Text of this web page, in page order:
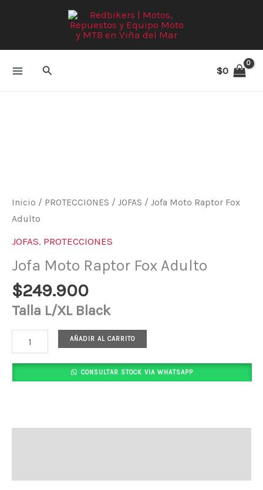
Buscar $0
Inicio / PROTECCIONES / JOFAS / Jofa Moto Raptor Fox
Adulto
JOFAS, PROTECCIONES
Jofa Moto Raptor Fox Adulto
$249.900
Talla L/XL Black
AÑADIR AL CARRITO
CONSULTAR STOCK VIA WHATSAPP